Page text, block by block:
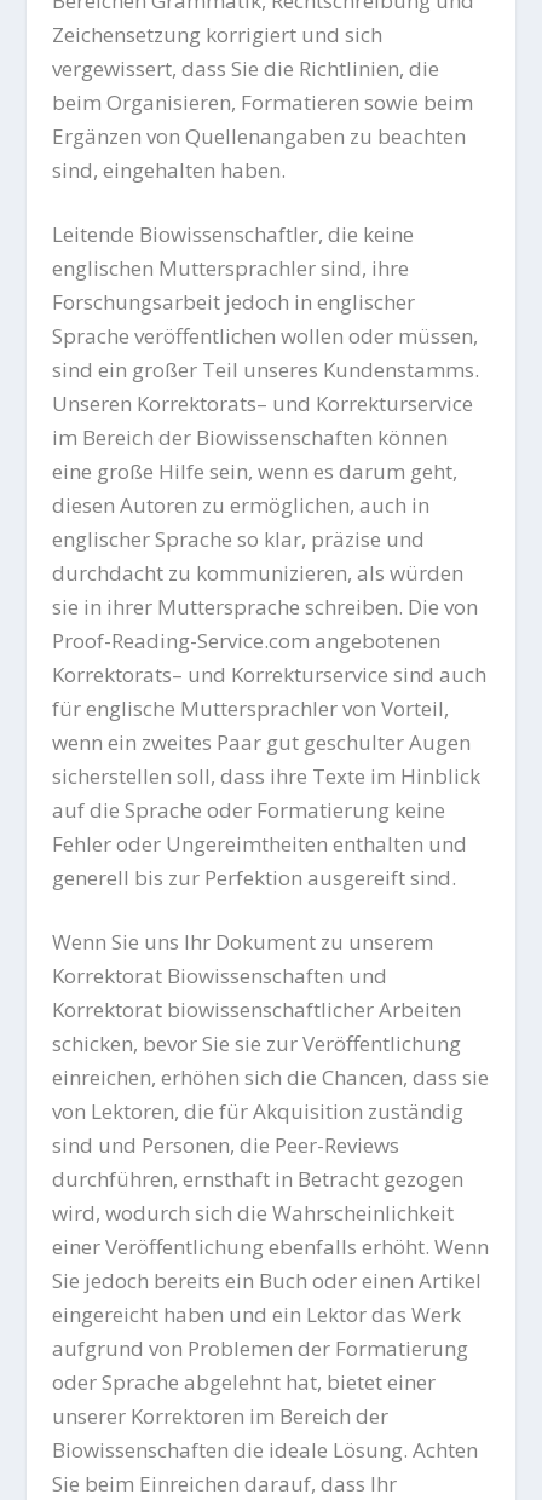
Zeichensetzung korrigiert und sich
vergewissert, dass Sie die Richtlinien, die
beim Organisieren, Formatieren sowie beim
Ergänzen von Quellenangaben zu beachten
sind, eingehalten haben.
Leitende Biowissenschaftler, die keine
englischen Muttersprachler sind, ihre
Forschungsarbeit jedoch in englischer
Sprache veröffentlichen wollen oder müssen,
sind ein großer Teil unseres Kundenstamms.
Unseren Korrektorats– und Korrekturservice
im Bereich der Biowissenschaften können
eine große Hilfe sein, wenn es darum geht,
diesen Autoren zu ermöglichen, auch in
englischer Sprache so klar, präzise und
durchdacht zu kommunizieren, als würden
sie in ihrer Muttersprache schreiben. Die von
Proof-Reading-Service.com angebotenen
Korrektorats– und Korrekturservice sind auch
für englische Muttersprachler von Vorteil,
wenn ein zweites Paar gut geschulter Augen
sicherstellen soll, dass ihre Texte im Hinblick
auf die Sprache oder Formatierung keine
Fehler oder Ungereimtheiten enthalten und
generell bis zur Perfektion ausgereift sind.
Wenn Sie uns Ihr Dokument zu unserem
Korrektorat Biowissenschaften und
Korrektorat biowissenschaftlicher Arbeiten
schicken, bevor Sie sie zur Veröffentlichung
einreichen, erhöhen sich die Chancen, dass sie
von Lektoren, die für Akquisition zuständig
sind und Personen, die Peer-Reviews
durchführen, ernsthaft in Betracht gezogen
wird, wodurch sich die Wahrscheinlichkeit
einer Veröffentlichung ebenfalls erhöht. Wenn
Sie jedoch bereits ein Buch oder einen Artikel
eingereicht haben und ein Lektor das Werk
aufgrund von Problemen der Formatierung
oder Sprache abgelehnt hat, bietet einer
unserer Korrektoren im Bereich der
Biowissenschaften die ideale Lösung. Achten
Sie beim Einreichen darauf, dass Ihr